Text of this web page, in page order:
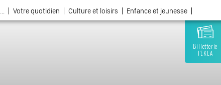
Votre quotidien Culture et loisirs Enfance et jeunesse
Billetterie
l'EKLA